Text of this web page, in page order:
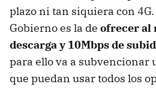
plazo ni tan siquiera con
Gobierno es la de ofrecer al
descarga y 10Mbps de
para ello va a subvencionar
que puedan usar todos los